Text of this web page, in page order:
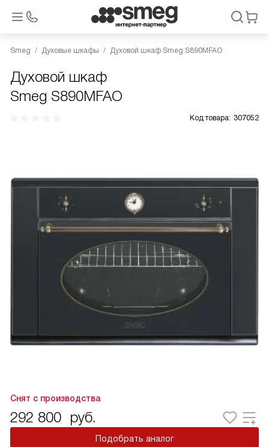
Smeg Духовые шкафы Духовой шкаф Smeg S890MFAO
Духовой шкаф
Smeg S890MFAO
Код товара: 307052
Снят с производства
292 800 руб.
Подобрать аналог